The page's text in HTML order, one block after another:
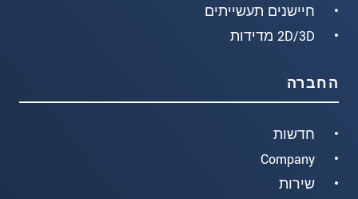
חיישנים תעשייתים
2D/3D מדידות
החברה
חדשות
Company
שירות